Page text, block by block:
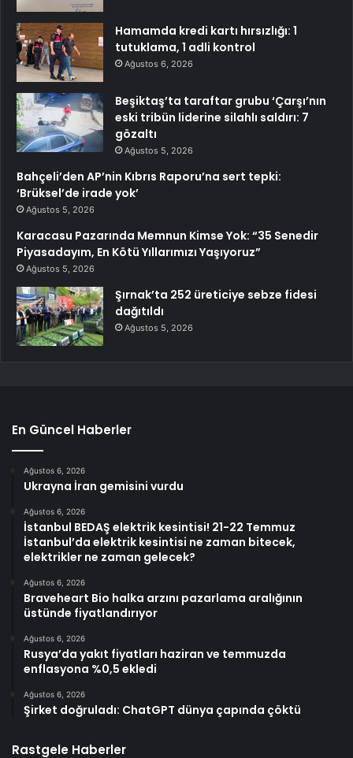
Hamamda kredi kartı hırsızlığı: 1
tutuklama, 1 adli kontrol
Ağustos 6, 2026
Beşiktaş’ta taraftar grubu ‘Çarşı’nın
eski tribün liderine silahlı saldırı: 7
gözaltı
Ağustos 5, 2026
Bahçeli’den AP’nin Kıbrıs Raporu’na sert tepki:
‘Brüksel’de irade yok’
Ağustos 5, 2026
Karacasu Pazarında Memnun Kimse Yok: “35 Senedir
Piyasadayım, En Kötü Yıllarımızı Yaşıyoruz”
Ağustos 5, 2026
Şırnak’ta 252 üreticiye sebze fidesi
dağıtıldı
Ağustos 5, 2026
En Güncel Haberler
Ağustos 6, 2026
Ukrayna İran gemisini vurdu
Ağustos 6, 2026
İstanbul BEDAŞ elektrik kesintisi! 21-22 Temmuz
İstanbul’da elektrik kesintisi ne zaman bitecek,
elektrikler ne zaman gelecek?
Ağustos 6, 2026
Braveheart Bio halka arzını pazarlama aralığının
üstünde fiyatlandırıyor
Ağustos 6, 2026
Rusya’da yakıt fiyatları haziran ve temmuzda
enflasyona %0,5 ekledi
Ağustos 6, 2026
Şirket doğruladı: ChatGPT dünya çapında çöktü
Rastgele Haberler